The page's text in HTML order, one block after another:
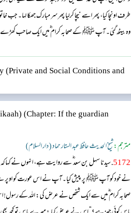
طرف اونچا کیا، پھر اسے نیچا کرلیا پھر سر مبارک جھکا لہا۔
وہ بیٹھ گئی۔ آپ ﷺ کے صحابہ کرام‬ ؓ م‬یں ایک صاحب
کے رسول! اللہ کی قسم ! میرے ...
(Private and Social Conditions and
(Chapter: If the guardian
مترجم:شیخ الحدیث حافظ عبد الستار حماد (دار السلام)
5172 . سیدنا سہل بن سعد ؓ سے روایت ہے، انہوں نے
نے خود کو آپ ﷺ پر پیش کیا۔ آپ نے اس عورت کو اوپر
صحابہ کرام‬ ؓ م‬یں سے ایک شخص نے عرض کی: اللہ کے رسول!